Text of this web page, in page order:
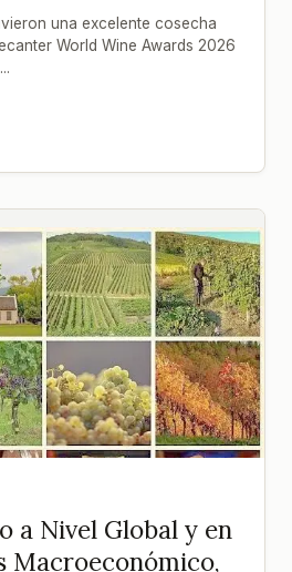
una excelente cosecha
World Wine Awards 2026
a Nivel Global y en
Macroeconómico,